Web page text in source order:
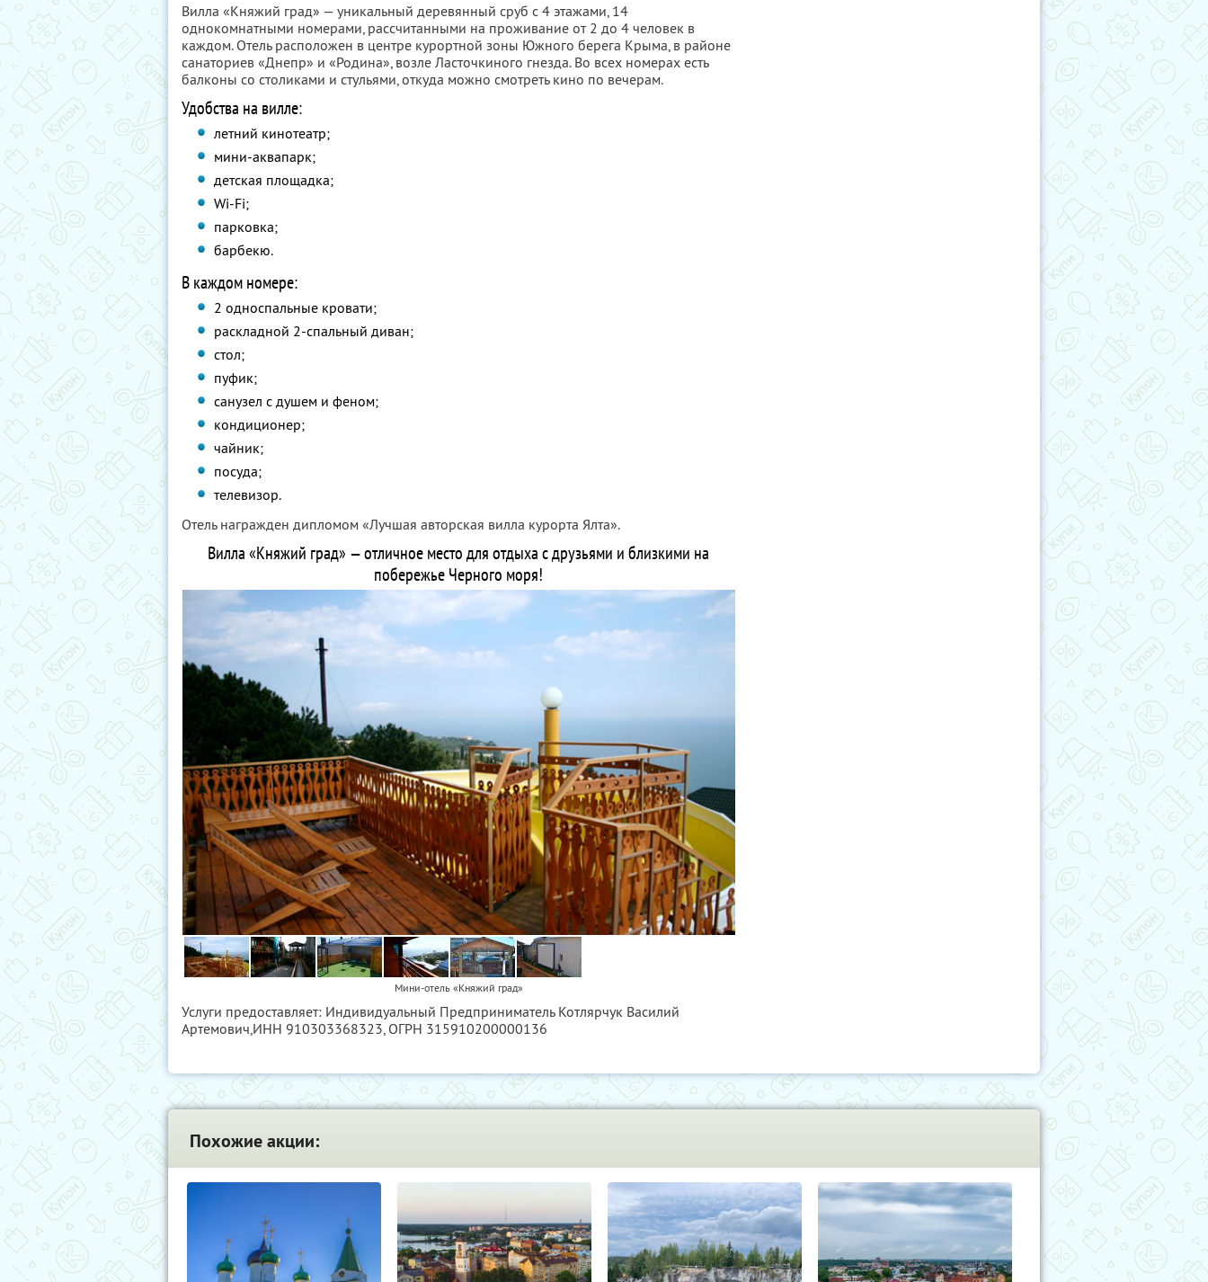
Вилла «Княжий град» — уникальный деревянный сруб с 4 этажами, 14
однокомнатными номерами, рассчитанными на проживание от 2 до 4 человек в
каждом. Отель расположен в центре курортной зоны Южного берега Крыма, в районе
санаториев «Днепр» и «Родина», возле Ласточкиного гнезда. Во всех номерах есть
балконы со столиками и стульями, откуда можно смотреть кино по вечерам.
Удобства на вилле:
летний кинотеатр;
мини­-аквапарк;
детская площадка;
Wi-Fi;
парковка;
барбекю.
В каждом номере:
2 односпальные кровати;
раскладной 2-спальный диван;
стол;
пуфик;
санузел с душем и феном;
кондиционер;
чайник;
посуда;
телевизор.
Отель награжден дипломом «Лучшая авторская вилла курорта Ялта».
Вилла «Княжий град» — отличное место для отдыха с друзьями и близкими на
побережье Черного моря!
Мини-отель «Княжий град»
Услуги предоставляет: Индивидуальный Предприниматель Котлярчук Василий
Артемович,ИНН 910303368323, ОГРН 315910200000136
Похожие акции: